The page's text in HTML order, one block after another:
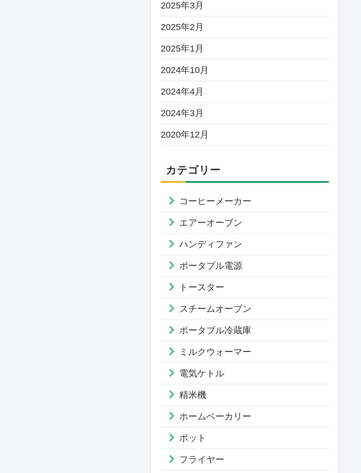
2025年3月
2025年2月
2025年1月
2024年10月
2024年4月
2024年3月
2020年12月
カテゴリー
コーヒーメーカー
エアーオーブン
ハンディファン
ポータブル電源
トースター
スチームオーブン
ポータブル冷蔵庫
ミルクウォーマー
電気ケトル
精米機
ホームベーカリー
ポット
フライヤー